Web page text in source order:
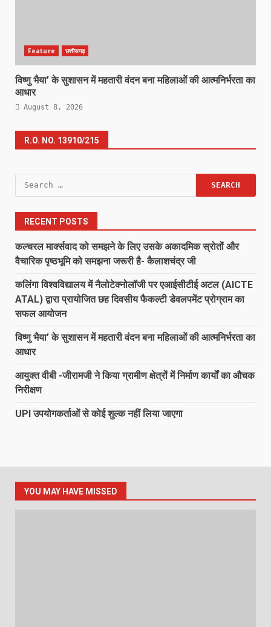
Feature छत्तीसगढ़
विष्णु भैया’ के सुशासन में महतारी वंदन बना महिलाओं की आत्मनिर्भरता का
आधार
August 8, 2026
R.O. NO. 13910/215
Search
for:
RECENT POSTS
कल्चरल मार्क्सवाद को समझने के लिए उसके अकादमिक स्रोतों और
वैचारिक पृष्ठभूमि को समझना जरूरी है- कैलाशचंद्र जी
कलिंगा विश्वविद्यालय में नैलोटेक्नोलॉजी पर एआईसीटीई अटल (AICTE
ATAL) द्वारा प्रायोजित छह दिवसीय फैकल्टी डेवलपमेंट प्रोग्राम का
सफल आयोजन
विष्णु भैया’ के सुशासन में महतारी वंदन बना महिलाओं की आत्मनिर्भरता का
आधार
आयुक्त वीबी -जीरामजी ने किया ग्रामीण क्षेत्रों में निर्माण कार्यों का औचक
निरीक्षण
UPI उपयोगकर्ताओं से कोई शुल्क नहीं लिया जाएगा
YOU MAY HAVE MISSED